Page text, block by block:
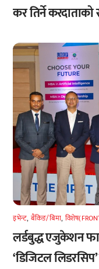
कर तिर्ने
इभेन्ट, बैंकिङ/बिमा,
लर्डबुद्ध एजुकेशन
‘डिजिटल